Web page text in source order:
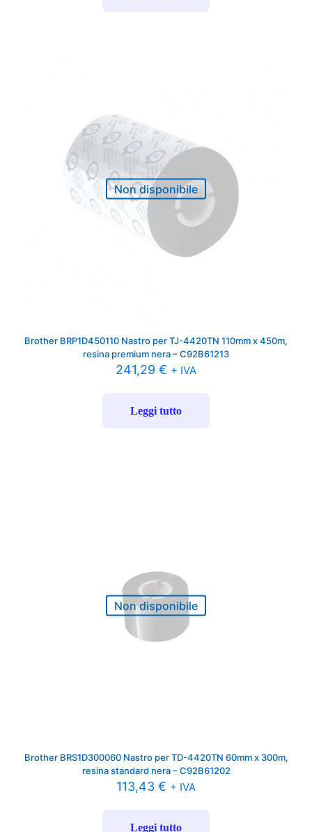
Non disponibile
Brother BRP1D450110 Nastro per TJ-4420TN 110mm x 450m,
resina premium nera – C92B61213
241,29 € + IVA
Leggi tutto
Non disponibile
Brother BRS1D300060 Nastro per TD-4420TN 60mm x 300m,
resina standard nera – C92B61202
113,43 € + IVA
Leggi tutto